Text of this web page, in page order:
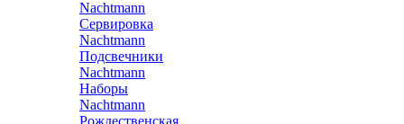
Nachtmann
Сервировка
Nachtmann
Подсвечники
Nachtmann
Наборы
Nachtmann
Рождественская